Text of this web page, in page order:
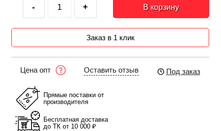
- + В корзину
Заказ в 1 клик
Цена опт Оставить отзыв Под заказ
Прямые поставки от
производителя
Бесплатная доставка
до ТК от 10 000 ₽